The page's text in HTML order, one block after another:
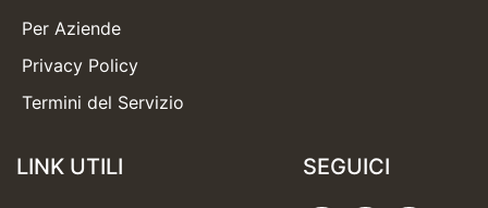
Per Aziende
Privacy Policy
Termini del Servizio
LINK UTILI SEGUICI